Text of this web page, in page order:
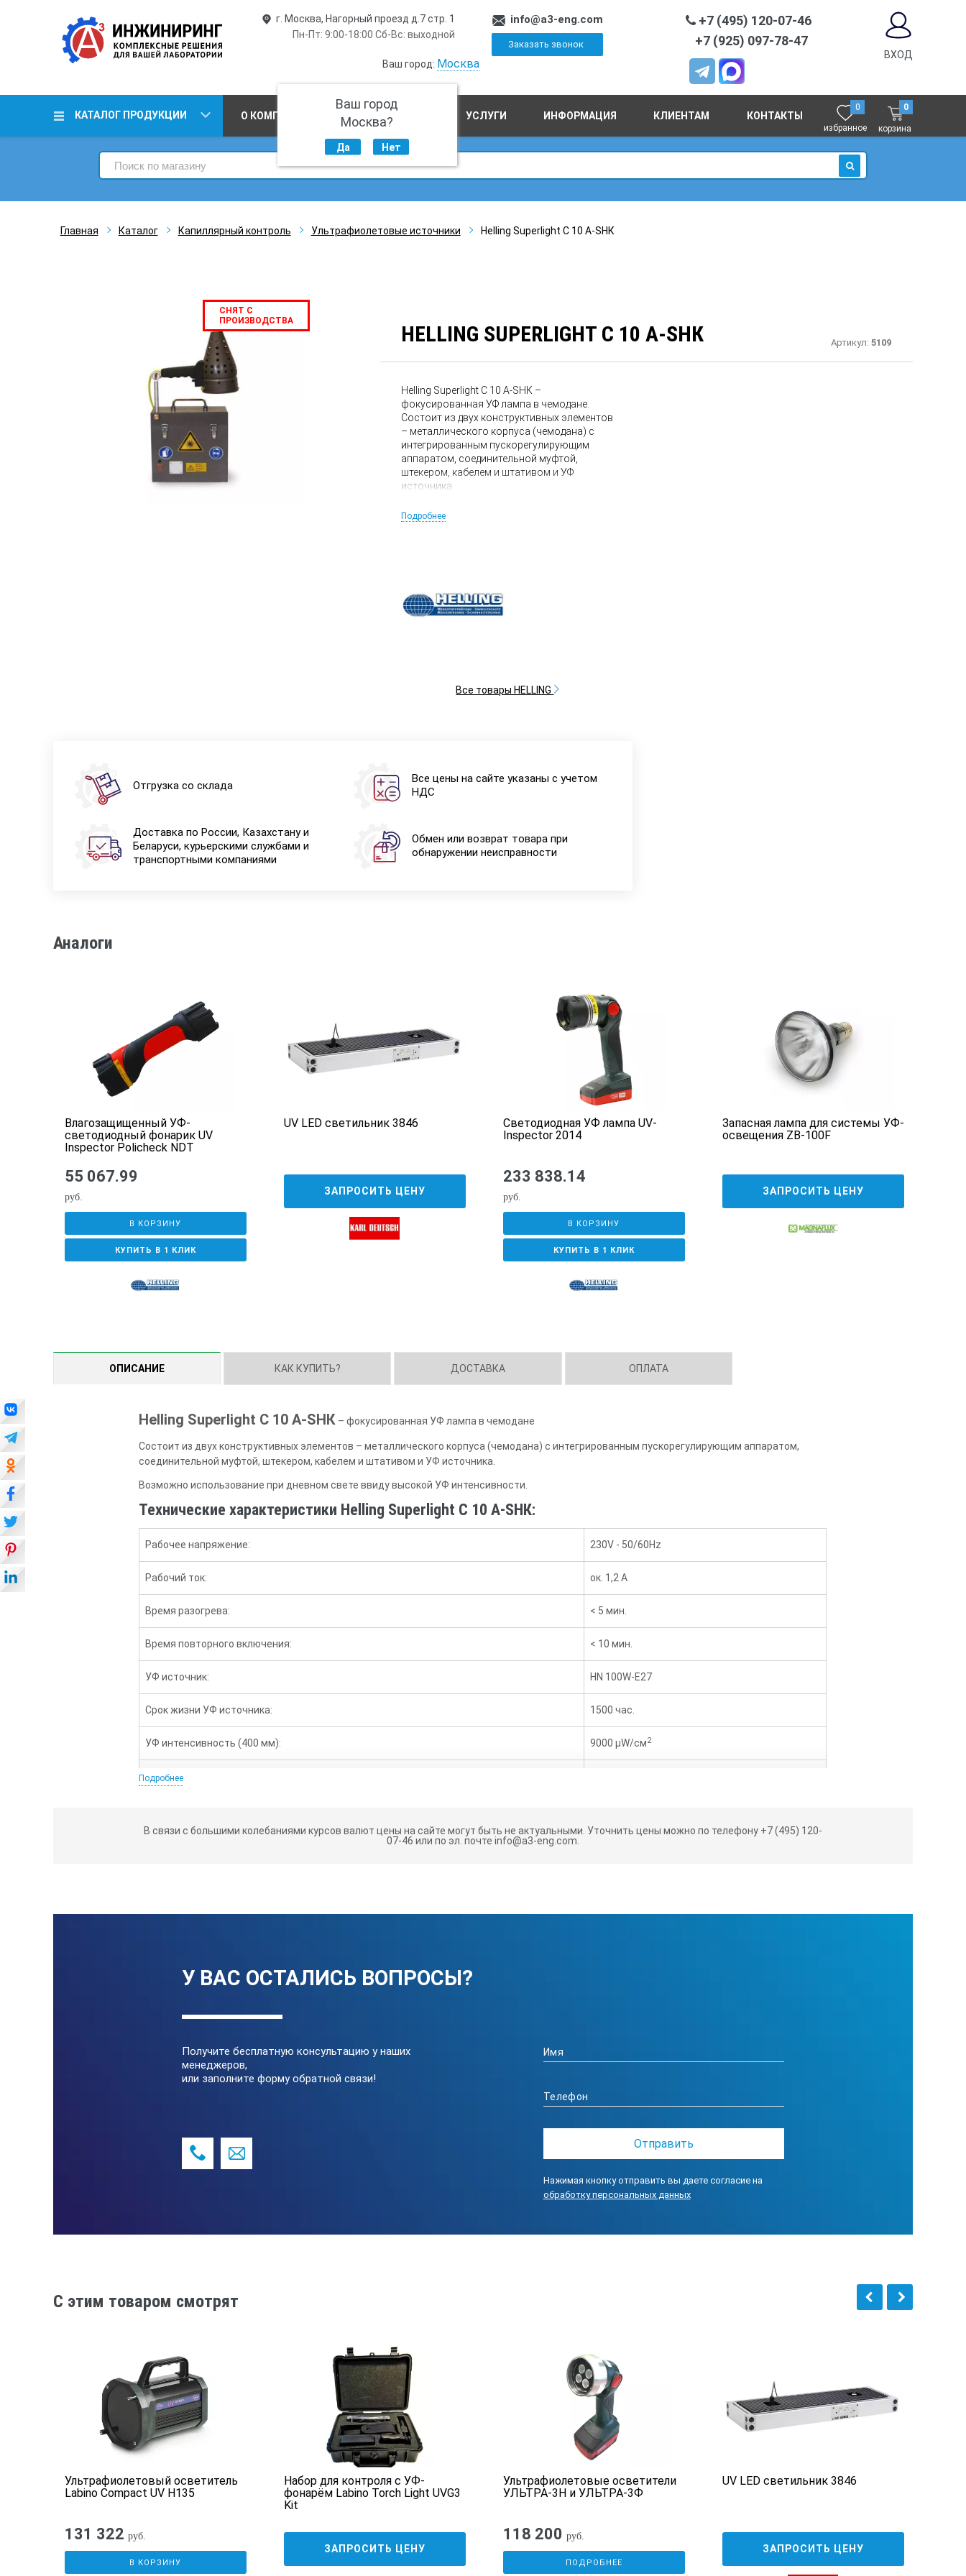
г. Москва, Нагорный проезд д.7 стр. 1
Пн-Пт: 9:00-18:00 Сб-Вс: выходной
Ваш город: Москва
Ваш город
Москва?
Да Нет
info@a3-eng.com
Заказать звонок
+7 (495) 120-07-46
+7 (925) 097-78-47
ВХОД
КАТАЛОГ ПРОДУКЦИИ О КОМПАНИИ ПРОИЗВОДСТВО УСЛУГИ ИНФОРМАЦИЯ КЛИЕНТАМ КОНТАКТЫ
0
избранное
0
корзина
ИСКАТЬ
Главная Каталог Капиллярный контроль Ультрафиолетовые источники Helling Superlight C 10 A-SHК
СНЯТ С
ПРОИЗВОДСТВА
HELLING SUPERLIGHT C 10 A-SHК Артикул:5109
Helling Superlight C 10 A-SHК –
фокусированная УФ лампа в чемодане.
Состоит из двух конструктивных элементов
– металлического корпуса (чемодана) с
интегрированным пускорегулирующим
аппаратом, соединительной муфтой,
штекером, кабелем и штативом и УФ
источника.
Подробнее
Все товары HELLING
Отгрузка со склада
Все цены на сайте указаны с учетом
НДС
Доставка по России, Казахстану и
Беларуси, курьерскими службами и
транспортными компаниями
Обмен или возврат товара при
обнаружении неисправности
Аналоги
Влагозащищенный УФ-
светодиодный фонарик UV
Inspector Policheck NDT
55 067.99
руб.
В КОРЗИНУ
КУПИТЬ В 1 КЛИК
UV LED светильник 3846
ЗАПРОСИТЬ ЦЕНУ
Cветодиодная УФ лампа UV-
Inspector 2014
233 838.14
руб.
В КОРЗИНУ
КУПИТЬ В 1 КЛИК
Запасная лампа для системы УФ-
освещения ZB-100F
ЗАПРОСИТЬ ЦЕНУ
ОПИСАНИЕ КАК КУПИТЬ? ДОСТАВКА ОПЛАТА
Helling Superlight C 10 A-SHК – фокусированная УФ лампа в чемодане
Состоит из двух конструктивных элементов – металлического корпуса (чемодана) с интегрированным пускорегулирующим аппаратом,
соединительной муфтой, штекером, кабелем и штативом и УФ источника.
Возможно использование при дневном свете ввиду высокой УФ интенсивности.
Технические характеристики Helling Superlight C 10 A-SHК:
Рабочее напряжение: 230V - 50/60Hz
Рабочий ток: ок. 1,2 A
Время разогрева: < 5 мин.
Время повторного включения: < 10 мин.
УФ источник: HN 100W-E27
Срок жизни УФ источника: 1500 час.
УФ интенсивность (400 мм): 9000 μW/см2
Длина волны:
Комплект поставки:
УФ защитные очки
Подробнее
В связи с большими колебаниями курсов валют цены на сайте могут быть не актуальными. Уточнить цены можно по телефону +7 (495) 120-
07-46 или по эл. почте info@a3-eng.com.
У ВАС ОСТАЛИСЬ ВОПРОСЫ?
Получите бесплатную консультацию у наших
менеджеров,
или заполните форму обратной связи!
Нажимая кнопку отправить вы даете согласие на
обработку персональных данных
C этим товаром смотрят
Ультрафиолетовый осветитель
Labino Compact UV H135
131 322 руб.
В КОРЗИНУ
Набор для контроля с УФ-
фонарём Labino Torch Light UVG3
Kit
ЗАПРОСИТЬ ЦЕНУ
Ультрафиолетовые осветители
УЛЬТРА-3Н и УЛЬТРА-3Ф
118 200 руб.
ПОДРОБНЕЕ
UV LED светильник 3846
ЗАПРОСИТЬ ЦЕНУ